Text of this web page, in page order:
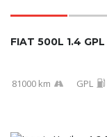
81000 km GPL